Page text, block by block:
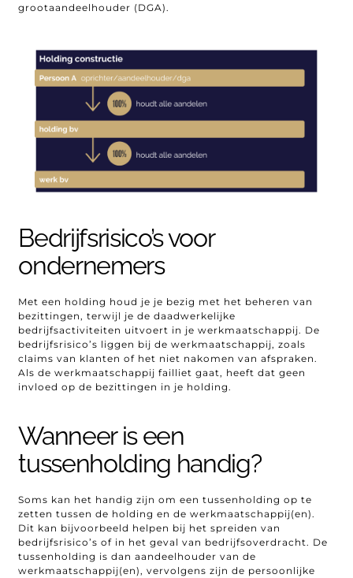
grootaandeelhouder (DGA).
Bedrijfsrisico’s voor
ondernemers
Met een holding houd je je bezig met het beheren van
bezittingen, terwijl je de daadwerkelijke
bedrijfsactiviteiten uitvoert in je werkmaatschappij. De
bedrijfsrisico’s liggen bij de werkmaatschappij, zoals
claims van klanten of het niet nakomen van afspraken.
Als de werkmaatschappij failliet gaat, heeft dat geen
invloed op de bezittingen in je holding.
Wanneer is een
tussenholding handig?
Soms kan het handig zijn om een tussenholding op te
zetten tussen de holding en de werkmaatschappij(en).
Dit kan bijvoorbeeld helpen bij het spreiden van
bedrijfsrisico’s of in het geval van bedrijfsoverdracht. De
tussenholding is dan aandeelhouder van de
werkmaatschappij(en), vervolgens zijn de persoonlijke